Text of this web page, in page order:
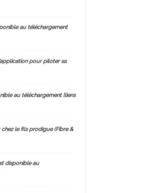
au téléchargement
pour piloter sa
au téléchargement [liens
chez le fils prodigue (Fibre &
disponible au